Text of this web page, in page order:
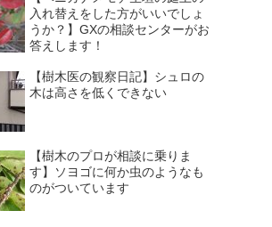
入れ替えをした方がいいでしょ
うか？】GXの相談センターがお
答えします！
【樹木医の観察日記】シュロの
木は高さを低くできない
【樹木のプロが相談に乗りま
す】ソヨゴに何か虫のようなも
のがついています